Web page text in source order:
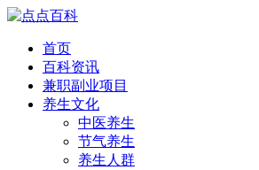
首页
百科资讯
兼职副业项目
养生文化
中医养生
节气养生
养生人群